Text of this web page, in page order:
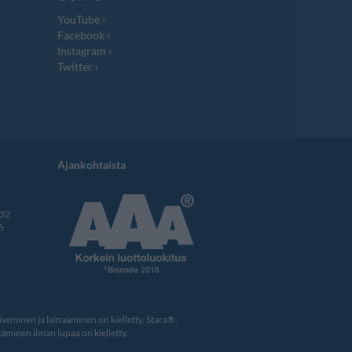
YouTube
Facebook
Instagram
Twitter
Ajankohtaista
ja lainaaminen on kielletty. Stara®,
ilman lupaa on kielletty.